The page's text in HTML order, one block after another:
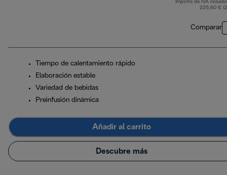
Importe de IVA
225,60 €
Comparar
Tiempo de calentamiento rápido
Elaboración estable
Variedad de bebidas
Preinfusión dinámica
Añadir al carrito
Descubre más